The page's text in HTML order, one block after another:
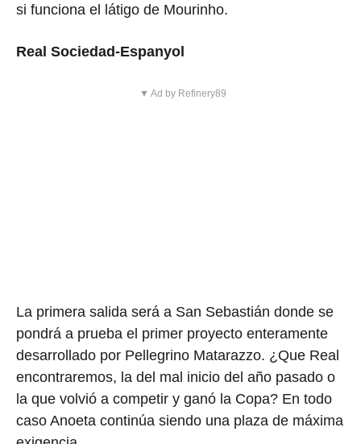
si funciona el látigo de Mourinho.
Real Sociedad-Espanyol
▼ Ad by Refinery89
La primera salida será a San Sebastián donde se
pondrá a prueba el primer proyecto enteramente
desarrollado por Pellegrino Matarazzo. ¿Que Real
encontraremos, la del mal inicio del año pasado o
la que volvió a competir y ganó la Copa? En todo
caso Anoeta continúa siendo una plaza de máxima